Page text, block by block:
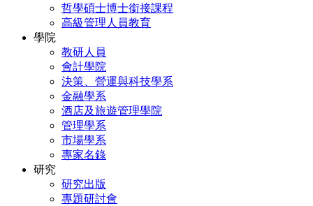
哲學碩士博士銜接課程
高級管理人員教育
學院
教研人員
會計學院
決策、營運與科技學系
金融學系
酒店及旅遊管理學院
管理學系
市場學系
專家名錄
研究
研究出版
專題研討會